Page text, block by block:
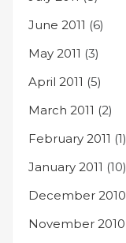
June 2011 (6)
May 2011 (3)
April 2011 (5)
March 2011 (2)
February 2011 (1)
January 2011 (10)
December 2010
November 2010